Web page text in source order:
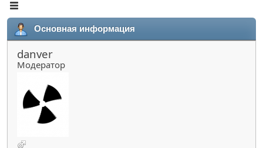
Основная информация
danver
Модератор